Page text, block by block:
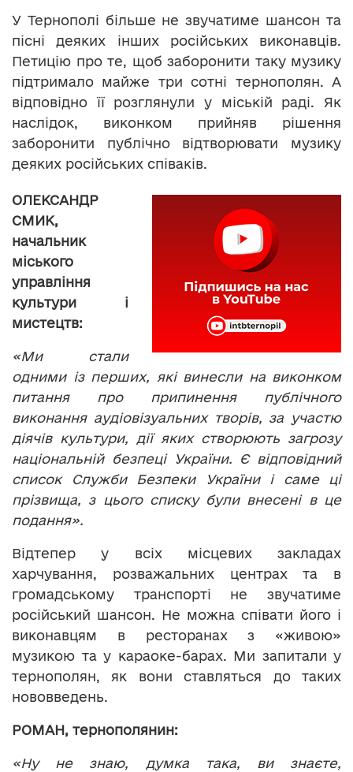
У Тернополі більше не звучатиме шансон та
пісні деяких інших російських виконавців.
Петицію про те, щоб заборонити таку музику
підтримало майже три сотні тернополян. А
відповідно її розглянули у міській раді. Як
наслідок, виконком прийняв рішення
заборонити публічно відтворювати музику
деяких російських співаків.
ОЛЕКСАНДР
СМИК,
начальник
міського
управління
культури і
мистецтв:
«Ми стали
одними із перших, які винесли на виконком
питання про припинення публічного
виконання аудіовізуальних творів, за участю
діячів культури, дії яких створюють загрозу
національній безпеці України. Є відповідний
список Служби Безпеки України і саме ці
прізвища, з цього списку були внесені в це
подання».
Відтепер у всіх місцевих закладах
харчування, розважальних центрах та в
громадському транспорті не звучатиме
російський шансон. Не можна співати його і
виконавцям в ресторанах з «живою»
музикою та у караоке-барах. Ми запитали у
тернополян, як вони ставляться до таких
нововведень.
РОМАН, тернополянин:
«Ну не знаю, думка така, ви знаєте,